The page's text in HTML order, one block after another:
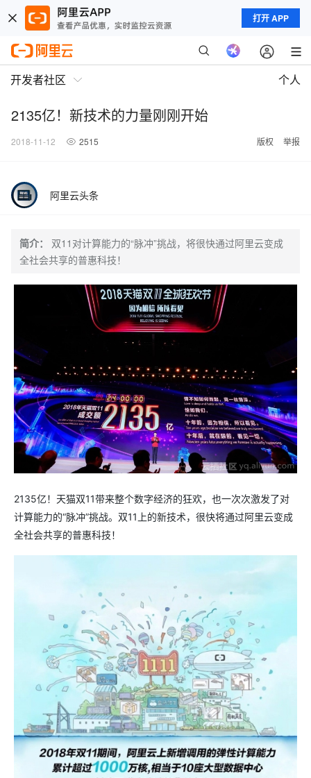
打开 APP
开发者社区 个人
2135亿！新技术的力量刚刚开始
2018-11-12 2515 版权 举报
阿里云头条
简介：
双11对计算能力的“脉冲”挑战，将很快通过阿里云变成
全社会共享的普惠科技！
2135亿！天猫双11带来整个数字经济的狂欢，也一次次激发了对
计算能力的“脉冲”挑战。双11上的新技术，很快将通过阿里云变成
全社会共享的普惠科技！